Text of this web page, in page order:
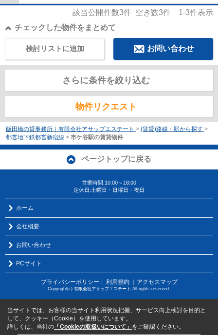
該当公開件数3件 空き数3件 1-3件表示
チェックした物件をまとめて
お問い合わせ
検討リストに追加
さらに条件を絞り込む
物件リクエスト
飯田橋の貸事務所｜有限会社アサップエステート > (賃貸)路線・駅から探す >
都営地下鉄都営新宿線 > 市ケ谷駅の賃貸物件
ページトップに戻る
営業時間:10:00～18:00
定休日:土曜日・日曜日・祝日
ホーム
会社概要
お問い合わせ
PCサイト
プライバシーポリシー ｜ 利用規約 ｜アクセスマップ
Copyright(c) 有限会社アサップエステート All rights reserved.
当サイトでは、お客様の当サイト利用状況把握、サービス向上検討を目的と
して、クッキー（Cookie）を使用しています。
詳しくは、当社の 「Cookieの取扱いについて」 をご確認ください。